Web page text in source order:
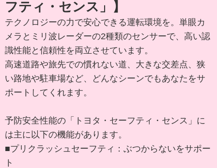
フティ・センス」】
テクノロジーの力で安心できる運転環境を。単眼カ
メラとミリ波レーダーの2種類のセンサーで、高い認
識性能と信頼性を両立させています。
高速道路や旅先での慣れない道、大きな交差点、狭
い路地や駐車場など、どんなシーンでもあなたをサ
ポートしてくれます。
予防安全性能の「トヨタ・セーフティ・センス」に
は主に以下の機能があります。
■プリクラッシュセーフティ：ぶつからないをサポー
ト